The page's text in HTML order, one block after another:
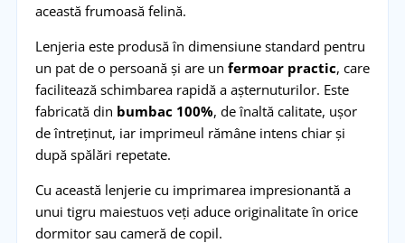
această frumoasă felină.
Lenjeria este produsă în dimensiune standard pentru
un pat de o persoană și are un fermoar practic, care
facilitează schimbarea rapidă a așternuturilor. Este
fabricată din bumbac 100%, de înaltă calitate, ușor
de întreținut, iar imprimeul rămâne intens chiar și
după spălări repetate.
Cu această lenjerie cu imprimarea impresionantă a
unui tigru maiestuos veți aduce originalitate în orice
dormitor sau cameră de copil.